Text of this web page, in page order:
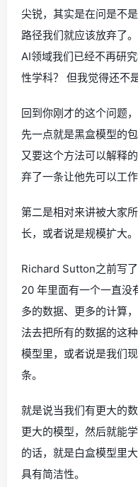
尖锐，其实是在问是不
路径我们就应该放弃了
AI领域我们已经不再研
性学科？ 但我觉得还不是
回到你刚才的这个问题
先一点就是黑盒模型的
又要这个方法可以解释
弃了一条让他先可以工作
第二是相对来讲被大家
长，或者说是规模扩大。
Richard Sutton之前写
20 年里面有一个一直没
多的数据、更多的计算
法去把所有的数据的这
模型里，或者说是我们
条。
就是说当我们有更大的
更大的模型，然后就能
的话，就是白盒模型里
具有简洁性。